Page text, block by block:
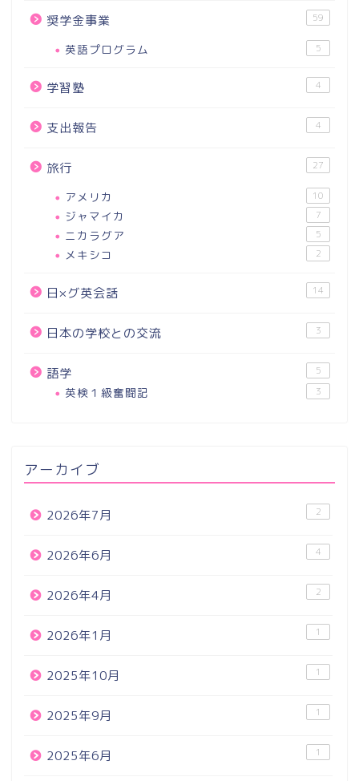
奨学金事業 59
英語プログラム 5
学習塾 4
支出報告 4
旅行 27
アメリカ 10
ジャマイカ 7
ニカラグア 5
メキシコ 2
日×グ英会話 14
日本の学校との交流 3
語学 5
英検１級奮闘記 3
アーカイブ
2026年7月 2
2026年6月 4
2026年4月 2
2026年1月 1
2025年10月 1
2025年9月 1
2025年6月 1